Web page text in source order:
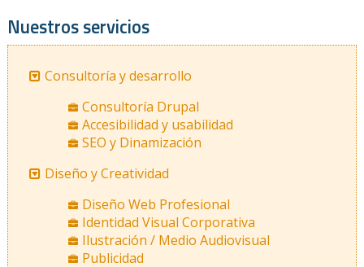
Nuestros servicios
Consultoría y desarrollo
Consultoría Drupal
Accesibilidad y usabilidad
SEO y Dinamización
Diseño y Creatividad
Diseño Web Profesional
Identidad Visual Corporativa
Ilustración / Medio Audiovisual
Publicidad